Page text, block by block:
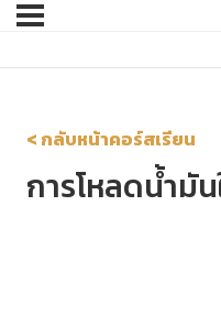
< กลับหน้าคอร์สเรียน
การโหลดน้ำมั